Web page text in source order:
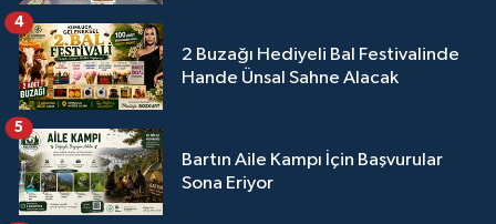
2 Buzağı Hediyeli Bal Festivalinde
Hande Ünsal Sahne Alacak
4
Bartın Aile Kampı İçin Başvurular
Sona Eriyor
5